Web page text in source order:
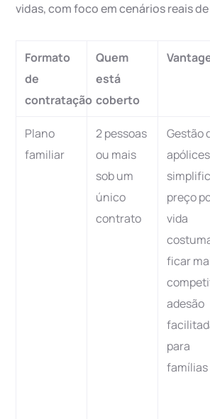
vidas, com foco em cenários reais
Formato
de
contratação
Quem
está
coberto
Plano
familiar
2 pessoas
ou mais
sob um
único
contrato
Gestão
apólices
preço
vida
ficar
adesão
para
famílias